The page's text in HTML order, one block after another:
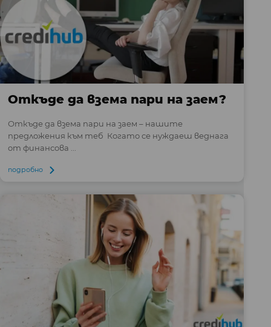
Откъде да взема пари на заем?
Откъде да взема пари на заем – нашите
предложения към теб Когато се нуждаеш веднага
от финансова ...
подробно